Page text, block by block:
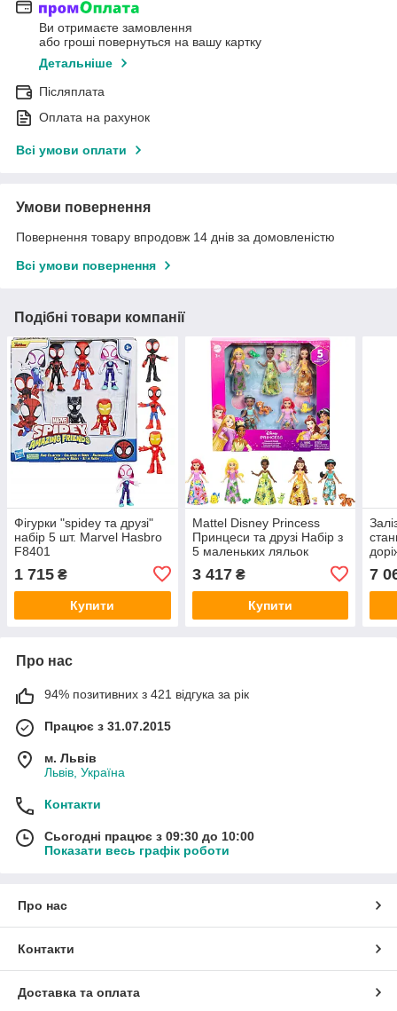
Ви отримаєте замовлення
або гроші повернуться на вашу картку
Детальніше
Післяплата
Оплата на рахунок
Всі умови оплати
Умови повернення
Повернення товару впродовж 14 днів за домовленістю
Всі умови повернення
Подібні товари компанії
Фігурки "spidey та друзі"
набір 5 шт. Marvel Hasbro
F8401
1 715 ₴
Купити
Mattel Disney Princess
Принцеси та друзі Набір з
5 маленьких ляльок
знімними спідницями або
штанами та 5 фігурок
друзів JBL33
3 417₴
Купити
7
Про нас
94% позитивних з 421 відгука за рік
Працює з 31.07.2015
м. Львів
Львів, Україна
Контакти
Сьогодні працює з 09:30 до 10:00
Показати весь графік роботи
Про нас
Контакти
Доставка та оплата